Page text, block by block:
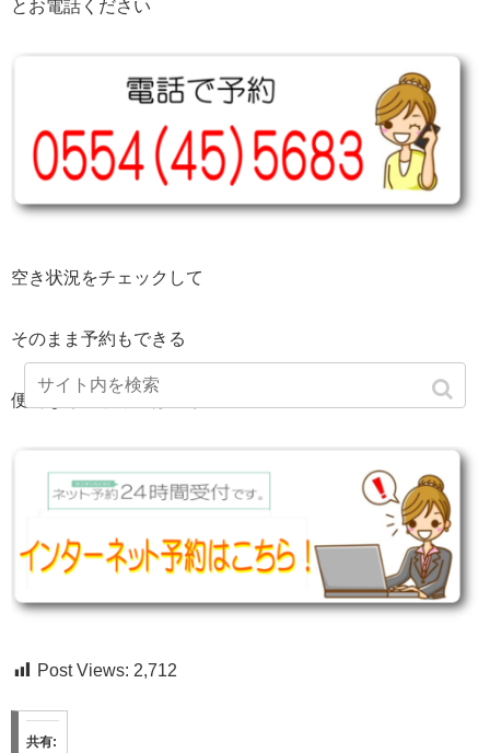
とお電話ください
空き状況をチェックして
そのまま予約もできる
便利な専用サイトはこちら！
Post Views: 2,712
共有: